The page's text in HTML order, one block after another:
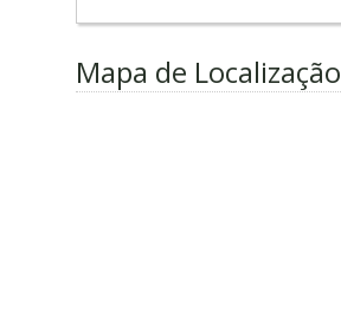
Mapa de Localização